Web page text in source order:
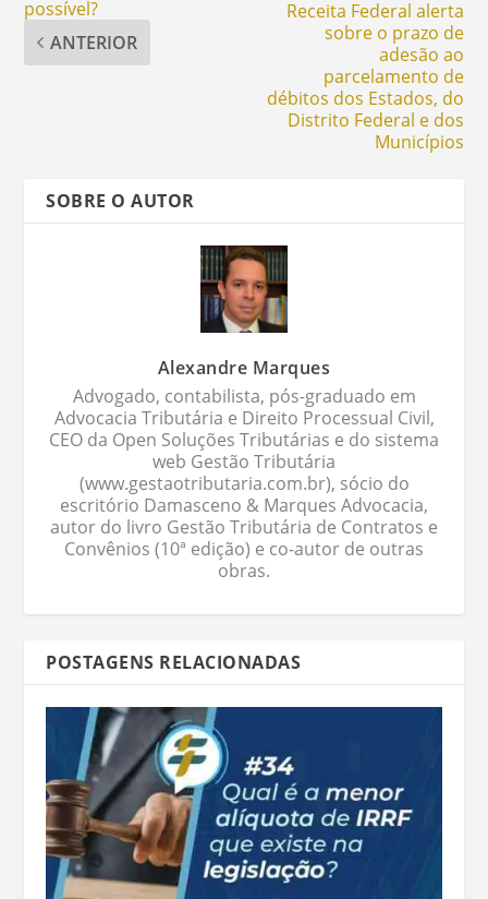
possível?
ANTERIOR
Receita Federal alerta
sobre o prazo de
adesão ao
parcelamento de
débitos dos Estados, do
Distrito Federal e dos
Municípios
SOBRE O AUTOR
Alexandre Marques
Advogado, contabilista, pós-graduado em
Advocacia Tributária e Direito Processual Civil,
CEO da Open Soluções Tributárias e do sistema
web Gestão Tributária
(www.gestaotributaria.com.br), sócio do
escritório Damasceno & Marques Advocacia,
autor do livro Gestão Tributária de Contratos e
Convênios (10ª edição) e co-autor de outras
obras.
POSTAGENS RELACIONADAS